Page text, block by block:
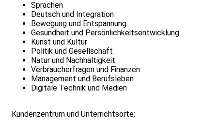
Sprachen
Deutsch und Integration
Bewegung und Entspannung
Gesundheit und Persönlichkeitsentwicklung
Kunst und Kultur
Politik und Gesellschaft
Natur und Nachhaltigkeit
Verbraucherfragen und Finanzen
Management und Berufsleben
Digitale Technik und Medien
Kundenzentrum und Unterrichtsorte: